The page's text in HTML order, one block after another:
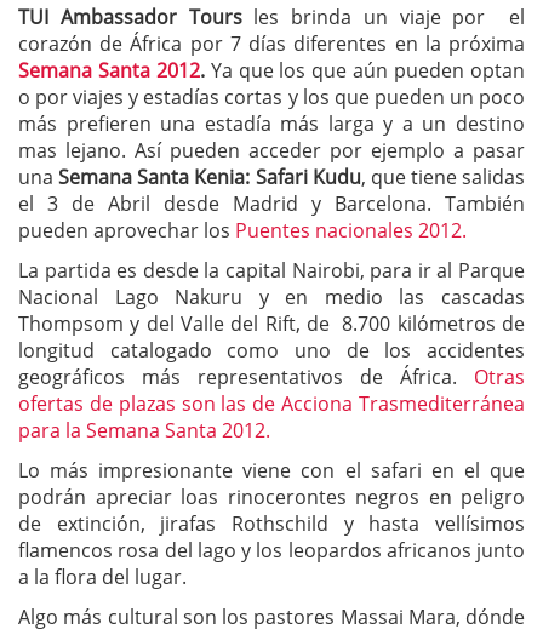
TUI Ambassador Tours les brinda un viaje por el
corazón de África por 7 días diferentes en la próxima
Semana Santa 2012. Ya que los que aún pueden optan
o por viajes y estadías cortas y los que pueden un poco
más prefieren una estadía más larga y a un destino
mas lejano. Así pueden acceder por ejemplo a pasar
unaSemana Santa Kenia: Safari Kudu, que tiene salidas
el 3 de Abril desde Madrid y Barcelona. También
pueden aprovechar los Puentes nacionales 2012.
La partida es desde la capital Nairobi, para ir al Parque
Nacional Lago Nakuru y en medio las cascadas
Thompsom y del Valle del Rift, de 8.700 kilómetros de
longitud catalogado como uno de los accidentes
geográficos más representativos de África. Otras
ofertas de plazas son las de Acciona Trasmediterránea
para la Semana Santa 2012.
Lo más impresionante viene con el safari en el que
podrán apreciar loas rinocerontes negros en peligro
de extinción, jirafas Rothschild y hasta vellísimos
flamencos rosa del lago y los leopardos africanos junto
a la flora del lugar.
Algo más cultural son los pastores Massai Mara, dónde